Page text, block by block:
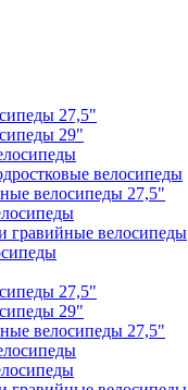
27,5"
29"
велосипеды
велосипеды 27,5"
гравийные велосипеды
27,5"
29"
велосипеды 27,5"